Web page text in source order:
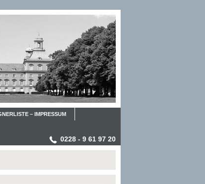
– IMPRESSUM
0228 - 9 61 97 20